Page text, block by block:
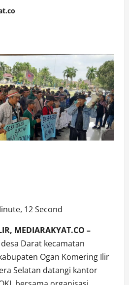
12 Second
MEDIARAKYAT.CO –
Darat kecamatan
Ogan Komering Ilir
Selatan datangi kantor